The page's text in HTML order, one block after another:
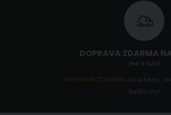
DOPRAVA ZDARMA
Jen u nás!
DOPRAVA ZDARMA na adresu,
Balíkovny!